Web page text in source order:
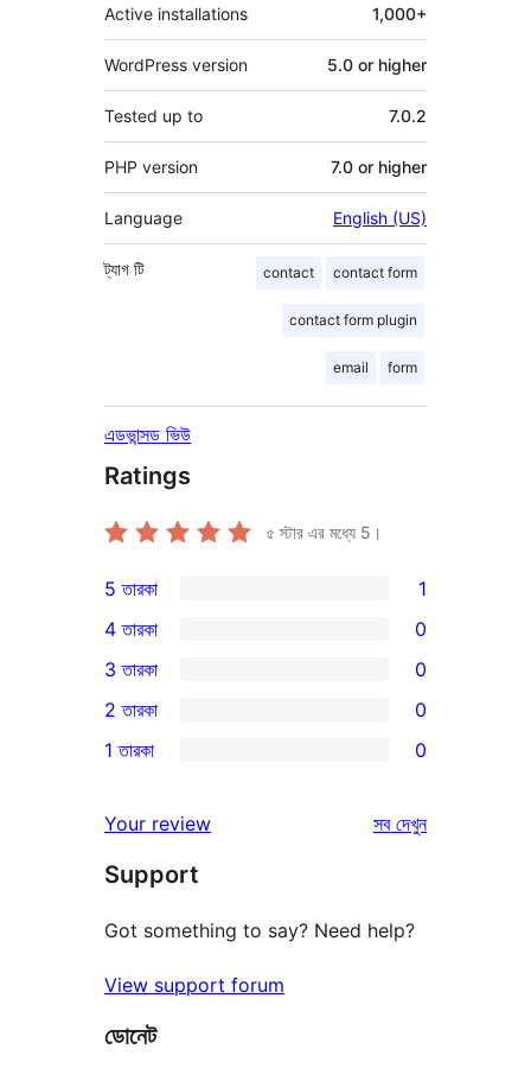
Active installations 1,000+
WordPress version 5.0 or higher
Tested up to 7.0.2
PHP version 7.0 or higher
Language English (US)
ট্যাগ contact contact form
contact form plugin
email form
টি
এডভান্সড ভিউ
Ratings
৫ স্টার এর মধ্যে 5 ।
1টি
5-
স্টার
রিভিউ
5 তারকা 1
4-
স্টার
রিভিউ
4 তারকা 0
0টি
3-
স্টার
3 তারকা 0
2-
রিভিউ
2 তারকা 0
স্টার
রিভিউ
1 তারকা 0
Your review সবরিভিউ
দেখুন
Support
Got something to say? Need help?
View support forum
ডোনেট